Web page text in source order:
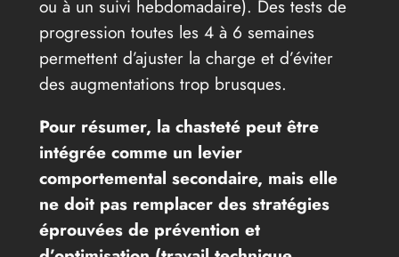
ou à un suivi hebdomadaire). Des tests de
progression toutes les 4 à 6 semaines
permettent d’ajuster la charge et d’éviter
des augmentations trop brusques.
Pour résumer, la chasteté peut être
intégrée comme un levier
comportemental secondaire, mais elle
ne doit pas remplacer des stratégies
éprouvées de prévention et